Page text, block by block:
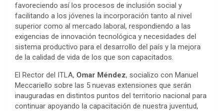
favoreciendo así los procesos de inclusión social y
facilitando a los jóvenes la incorporación tanto al nivel
superior como al mercado laboral, respondiendo a las
exigencias de innovación tecnológica y necesidades del
sistema productivo para el desarrollo del país y la mejora
de la calidad de vida de los que son capacitados.
El Rector del ITLA, Omar Méndez, socializo con Manuel
Meccariello sobre las 5 nuevas extensiones que serán
inauguradas en distintos puntos del territorio nacional para
continuar apoyando la capacitación de nuestra juventud,